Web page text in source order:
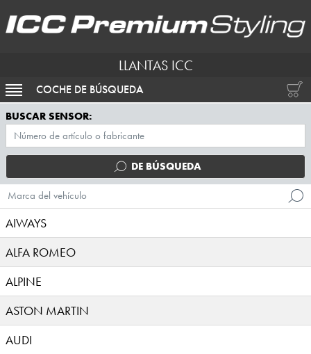
LLANTAS ICC
ACTIVAR NAVEGACIÓN
COCHE DE BÚSQUEDA
BUSCAR SENSOR:
DE BÚSQUEDA
Marca del vehículo
AIWAYS
ALFA ROMEO
ALPINE
ASTON MARTIN
AUDI